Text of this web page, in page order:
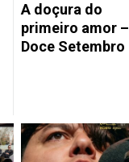
A doçura do
primeiro amor –
Doce Setembro